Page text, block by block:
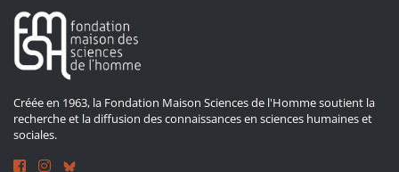
Créée en 1963, la Fondation Maison Sciences de l'Homme soutient la
recherche et la diffusion des connaissances en sciences humaines et
sociales.